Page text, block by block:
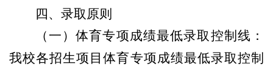
四、录取原则
（一）体育专项成绩最低录取控制线：
我校各招生项目体育专项成绩最低录取控制